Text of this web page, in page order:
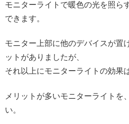
モニターライトで暖色の光を照ら
できます。
モニター上部に他のデバイスが置
ットがありましたが、
それ以上にモニターライトの効果
メリットが多いモニターライトを
い。